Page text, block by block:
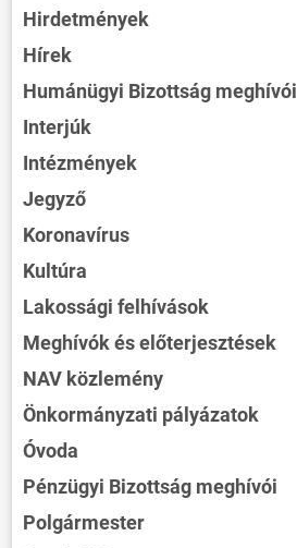
Hirdetmények
Hírek
Humánügyi Bizottság meghívói
Interjúk
Intézmények
Jegyző
Koronavírus
Kultúra
Lakossági felhívások
Meghívók és előterjesztések
NAV közlemény
Önkormányzati pályázatok
Óvoda
Pénzügyi Bizottság meghívói
Polgármester